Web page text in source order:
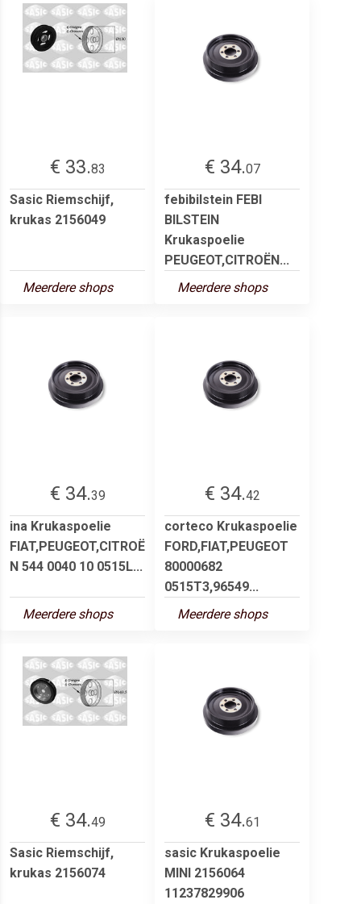
€ 33.83
Sasic Riemschijf,
krukas 2156049
Meerdere shops
€ 34.07
febibilstein FEBI
BILSTEIN
Krukaspoelie
PEUGEOT,CITROËN...
Meerdere shops
€ 34.39
ina Krukaspoelie
FIAT,PEUGEOT,CITROË
N 544 0040 10 0515L...
Meerdere shops
€ 34.42
corteco Krukaspoelie
FORD,FIAT,PEUGEOT
80000682
0515T3,96549...
Meerdere shops
€ 34.49
Sasic Riemschijf,
krukas 2156074
€ 34.61
sasic Krukaspoelie
MINI 2156064
11237829906